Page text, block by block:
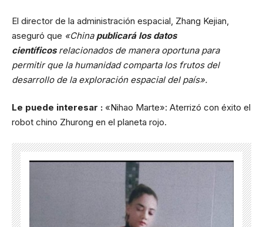
El director de la administración espacial, Zhang Kejian,
aseguró que «China publicará los datos
científicos relacionados de manera oportuna para
permitir que la humanidad comparta los frutos del
desarrollo de la exploración espacial del país».
Le puede interesar : «Nihao Marte»: Aterrizó con éxito el
robot chino Zhurong en el planeta rojo.